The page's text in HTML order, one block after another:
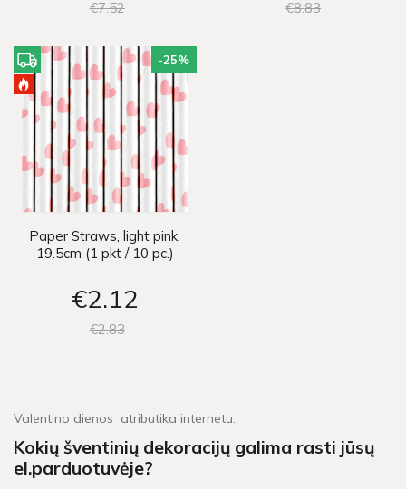
€752 €883
-25%
Paper Straws, light pink,
19.5cm (1 pkt / 10 pc.)
€2 12
€283
Valentino dienos atributika internetu.
Kokių šventinių dekoracijų galima rasti jūsų
el.parduotuvėje?